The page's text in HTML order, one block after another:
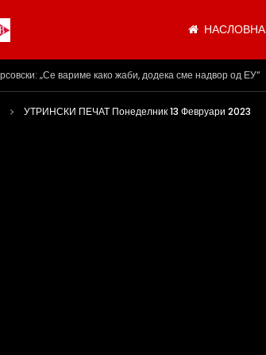
НАСЛОВНА
на „Слободен Печат“ 05.08.2026
УТРИНСКИ ПЕЧАТ Понеделник 13 Февруари 2023